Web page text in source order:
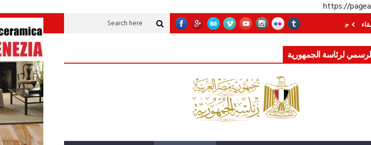
https://
مستقبل مصر نموذجا.. لماذا تُنشئ الدول كيانات تنموية عملاقة؟ قوة الدولة.. عندما يصبح التخطيط خط الدفاع الأول القيادة
لرئاسة الجمهورية